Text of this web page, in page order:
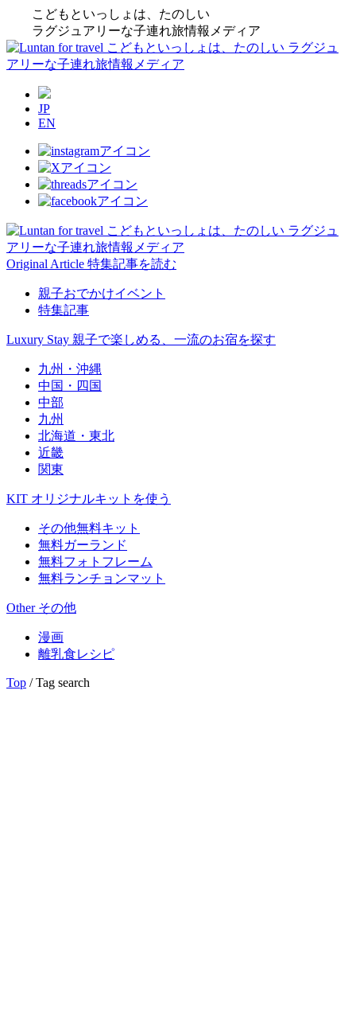
こどもといっしょは、たのしい
ラグジュアリーな子連れ旅情報メディア
JP
EN
Original Article 特集記事を読む
親子おでかけイベント
特集記事
Luxury Stay 親子で楽しめる、一流のお宿を探す
九州・沖縄
中国・四国
中部
九州
北海道・東北
近畿
関東
KIT オリジナルキットを使う
その他無料キット
無料ガーランド
無料フォトフレーム
無料ランチョンマット
Other その他
漫画
離乳食レシピ
Top / Tag search